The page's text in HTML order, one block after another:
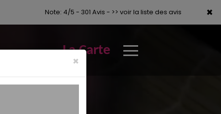
×
Note: 4/5 - 301 Avis - >> voir la liste des avis
La Carte
×
×